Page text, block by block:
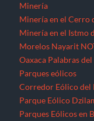
Minería
Minería en el Cerro
Minería en el Istmo
Morelos Nayarit
Oaxaca Palabras del
Parques eólicos
Corredor Eólico del
Parque Eólico
Parques Eólicos en